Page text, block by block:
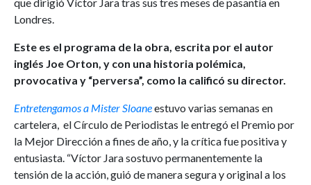
que dirigió Víctor Jara tras sus tres meses de pasantía en
Londres.
Este es el programa de la obra, escrita por el autor
inglés Joe Orton, y con una historia polémica,
provocativa y “perversa”, como la calificó su director.
Entretengamos a Mister Sloaneestuvo varias semanas en
cartelera, el Círculo de Periodistas le entregó el Premio por
la Mejor Dirección a fines de año, y la crítica fue positiva y
entusiasta. “Víctor Jara sostuvo permanentemente la
tensión de la acción, guió de manera segura y original a los